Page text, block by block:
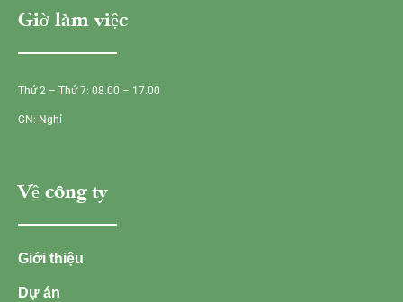
Giờ làm việc
Thứ 2 – Thứ 7: 08.00 – 17.00
CN: Nghỉ
Về công ty
Giới thiệu
Dự án